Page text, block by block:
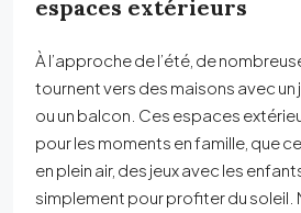
espaces extérieurs
À l’approche de l’été, de
tournent vers des maisons avec un
ou un balcon. Ces espaces
pour les moments en famille, que
en plein air, des jeux avec les
simplement pour profiter du soleil.